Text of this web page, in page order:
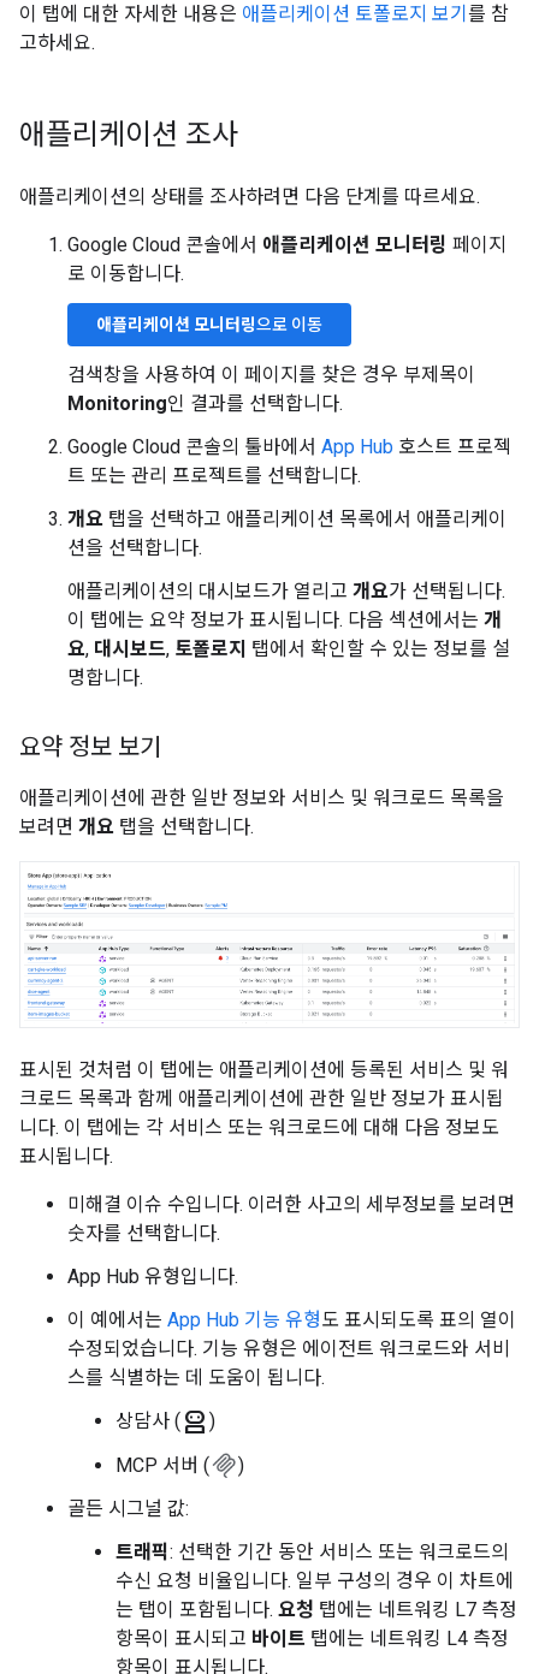
이 탭에 대한 자세한 내용은 애플리케이션 토폴로지 보기 를 참
고하세요.
애플리케이션 조사
애플리케이션의 상태를 조사하려면 다음 단계를 따르세요.
Google Cloud 콘솔에서 애플리케이션 모니터링 페이지
로 이동합니다.
애플리케이션 모니터링으로 이동
검색창을 사용하여 이 페이지를 찾은 경우 부제목이
Monitoring인 결과를 선택합니다.
Google Cloud 콘솔의 툴바에서 App Hub 호스트 프로젝
트 또는 관리 프로젝트를 선택합니다.
개요 탭을 선택하고 애플리케이션 목록에서 애플리케이
션을 선택합니다.
애플리케이션의 대시보드가 열리고 개요가 선택됩니다.
이 탭에는 요약 정보가 표시됩니다. 다음 섹션에서는 개
요, 대시보드, 토폴로지 탭에서 확인할 수 있는 정보를 설
명합니다.
요약 정보 보기
애플리케이션에 관한 일반 정보와 서비스 및 워크로드 목록을
보려면 개요 탭을 선택합니다.
표시된 것처럼 이 탭에는 애플리케이션에 등록된 서비스 및 워
크로드 목록과 함께 애플리케이션에 관한 일반 정보가 표시됩
니다. 이 탭에는 각 서비스 또는 워크로드에 대해 다음 정보도
표시됩니다.
미해결 이슈 수입니다. 이러한 사고의 세부정보를 보려면
숫자를 선택합니다.
App Hub 유형입니다.
이 예에서는 App Hub 기능 유형도 표시되도록 표의 열이
수정되었습니다. 기능 유형은 에이전트 워크로드와 서비
스를 식별하는 데 도움이 됩니다.
상담사 ( robot_2 )
MCP 서버 (
)
골든 시그널 값:
트래픽: 선택한 기간 동안 서비스 또는 워크로드의
수신 요청 비율입니다. 일부 구성의 경우 이 차트에
는 탭이 포함됩니다. 요청 탭에는 네트워킹 L7 측정
항목이 표시되고 바이트 탭에는 네트워킹 L4 측정
항목이 표시됩니다.